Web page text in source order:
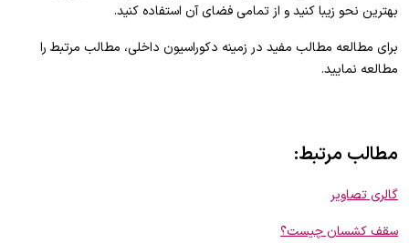
بهترین نحو زیبا کنید و از تمامی فضای آن استفاده کنید.
برای مطالعه مطالب مفید در زمینه دکوراسیون داخلی، مطالب مرتبط را
مطالعه نمایید.
مطالب مرتبط:
گالری تصاویر
سقف کشسان چیست؟